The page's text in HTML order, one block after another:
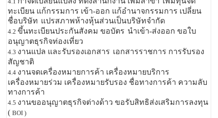
ทะเบียน แก้กรรมการ เข้า-ออก แก้อำนาจกรรมการ เปลี่ยน
ชื่อบริษัท แปรสภาพห้างหุ้นส่วนเป็นบริษัทจำกัด
4.2ขึ้นทะเบียนประกันสังคม ขอบัตร นำเข้า-ส่งออก ขอใบ
อนุญาตธุรกิจท่องเที่ยว
4.3 งานแปล และรับรองเอกสาร เอกสารราชการ การรับรอง
สัญชาติ
4.4 งานจดเครื่องหมายการค้า เครื่องหมายบริการ
เครื่องหมายร่วม เครื่องหมายรับรอง ชื่อทางการค้า ความลับ
ทางการค้า
4.5 งานขออนุญาตธุรกิจต่างด้าว ขอรับสิทธิส่งเสริมการลงทุน
(BOI )